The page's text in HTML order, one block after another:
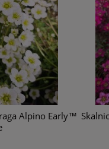
Alpino Early™